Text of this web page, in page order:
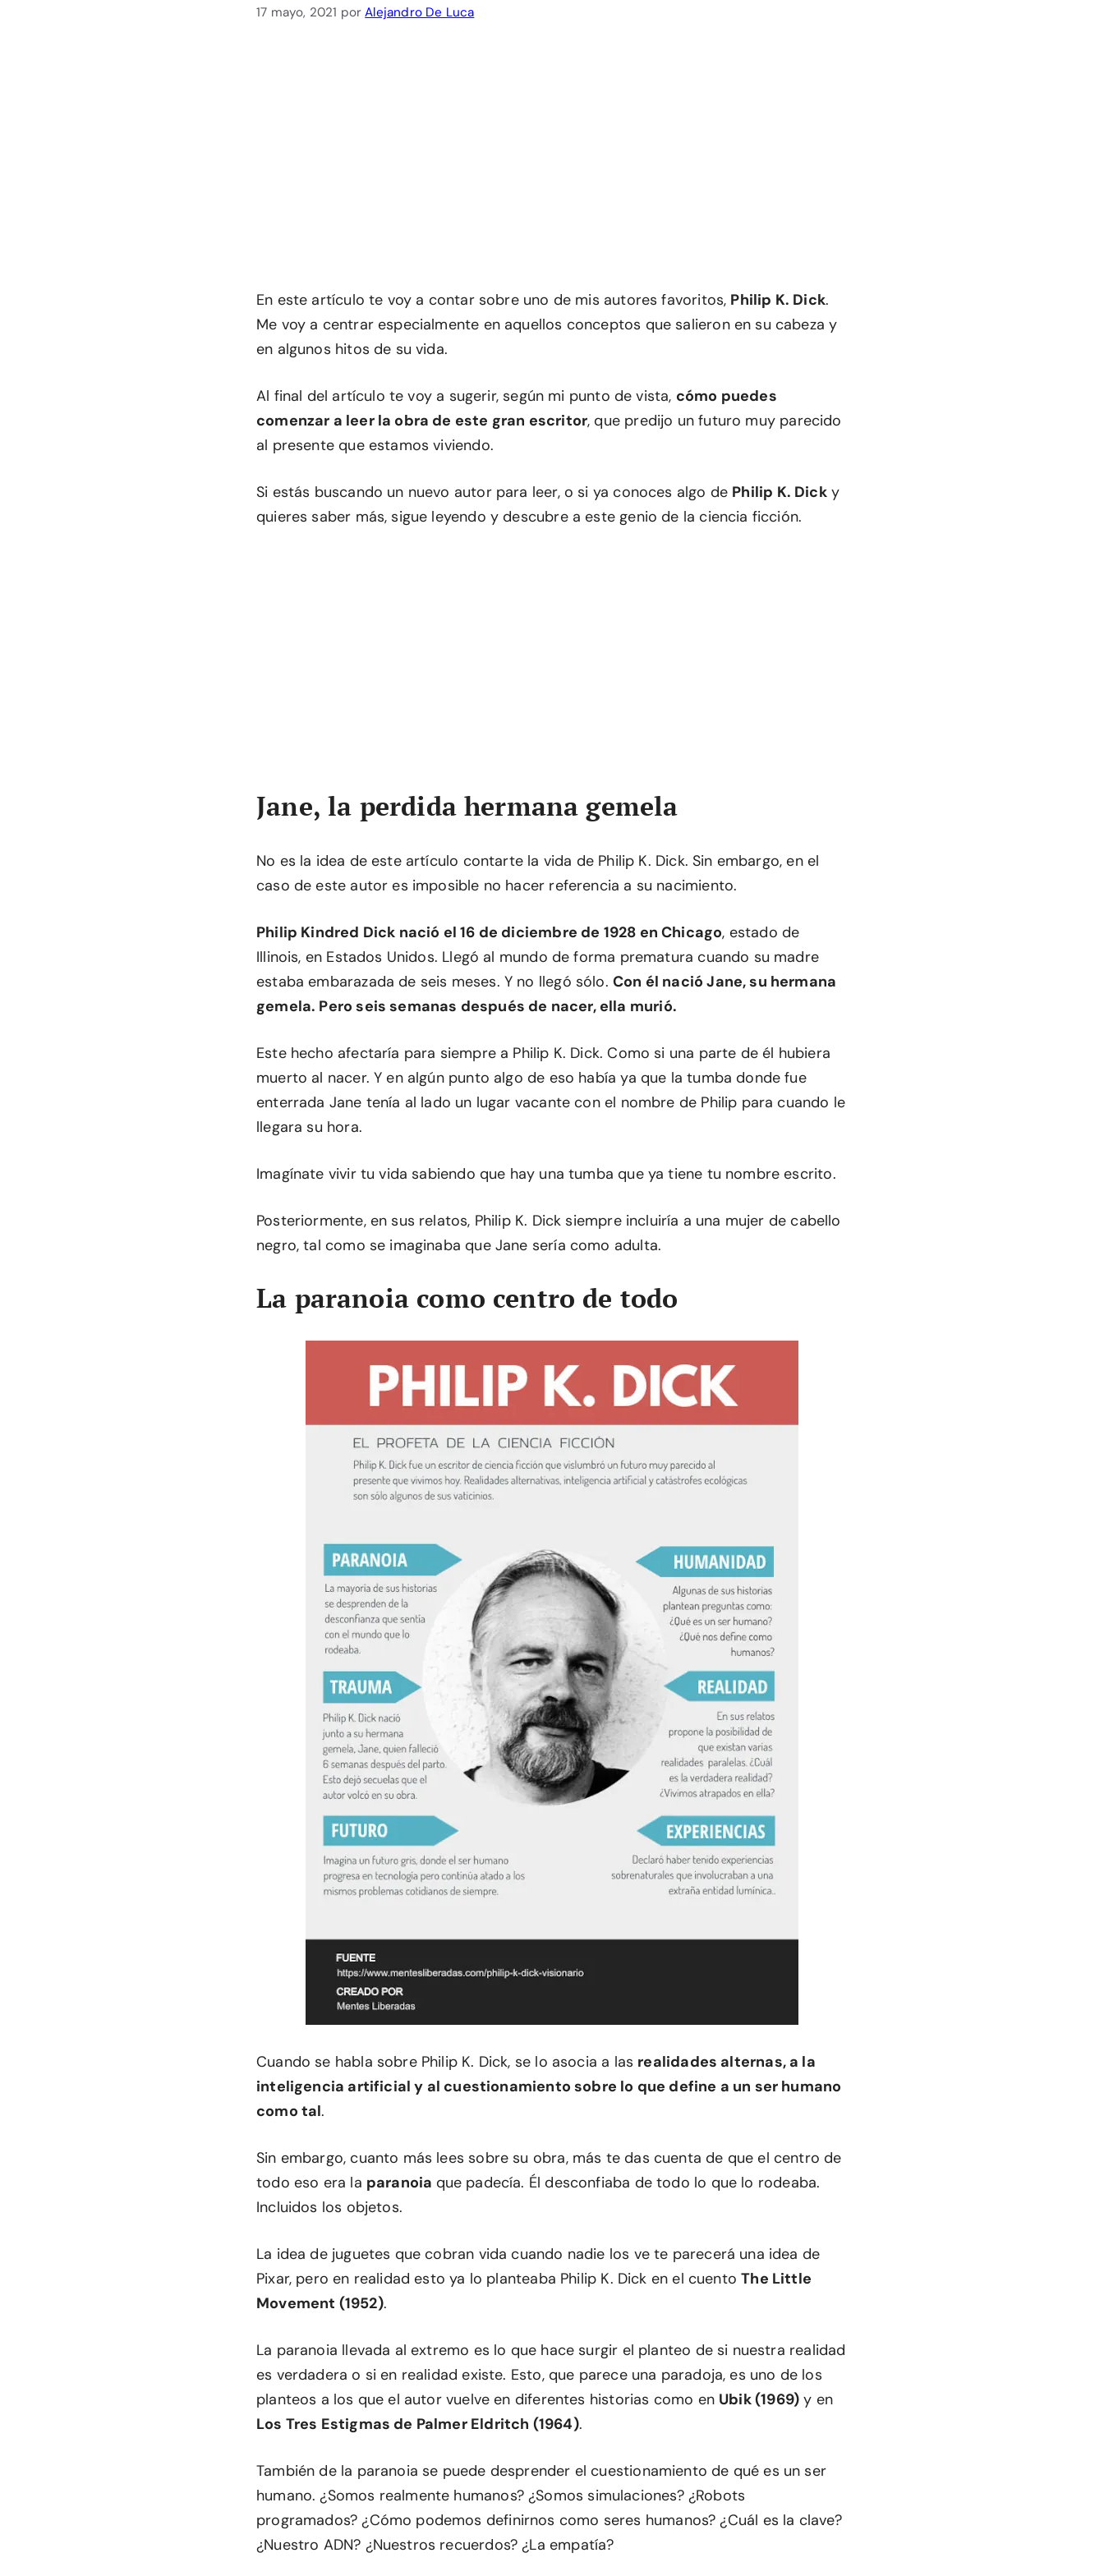
17 mayo, 2021 porAlejandro De Luca
En este artículo te voy a contar sobre uno de mis autores favoritos, Philip K. Dick.
Me voy a centrar especialmente en aquellos conceptos que salieron en su cabeza y
en algunos hitos de su vida.
Al final del artículo te voy a sugerir, según mi punto de vista, cómo puedes
comenzar a leer la obra de este gran escritor, que predijo un futuro muy parecido
al presente que estamos viviendo.
Si estás buscando un nuevo autor para leer, o si ya conoces algo de Philip K. Dicky
quieres saber más, sigue leyendo y descubre a este genio de la ciencia ficción.
Jane, la perdida hermana gemela
No es la idea de este artículo contarte la vida de Philip K. Dick. Sin embargo, en el
caso de este autor es imposible no hacer referencia a su nacimiento.
Philip Kindred Dick nació el 16 de diciembre de 1928 en Chicago, estado de
Illinois, en Estados Unidos. Llegó al mundo de forma prematura cuando su madre
estaba embarazada de seis meses. Y no llegó sólo. Con él nació Jane, su hermana
gemela. Pero seis semanas después de nacer, ella murió.
Este hecho afectaría para siempre a Philip K. Dick. Como si una parte de él hubiera
muerto al nacer. Y en algún punto algo de eso había ya que la tumba donde fue
enterrada Jane tenía al lado un lugar vacante con el nombre de Philip para cuando le
llegara su hora.
Imagínate vivir tu vida sabiendo que hay una tumba que ya tiene tu nombre escrito.
Posteriormente, en sus relatos, Philip K. Dick siempre incluiría a una mujer de cabello
negro, tal como se imaginaba que Jane sería como adulta.
La paranoia como centro de todo
Cuando se habla sobre Philip K. Dick, se lo asocia a las realidades alternas, a la
inteligencia artificial y al cuestionamiento sobre lo que define a un ser humano
como tal.
Sin embargo, cuanto más lees sobre su obra, más te das cuenta de que el centro de
todo eso era la paranoia que padecía. Él desconfiaba de todo lo que lo rodeaba.
Incluidos los objetos.
La idea de juguetes que cobran vida cuando nadie los ve te parecerá una idea de
Pixar, pero en realidad esto ya lo planteaba Philip K. Dick en el cuentoThe Little
Movement (1952).
La paranoia llevada al extremo es lo que hace surgir el planteo de si nuestra realidad
es verdadera o si en realidad existe. Esto, que parece una paradoja, es uno de los
planteos a los que el autor vuelve en diferentes historias como en Ubik (1969) y en
Los Tres Estigmas de Palmer Eldritch (1964).
También de la paranoia se puede desprender el cuestionamiento de qué es un ser
humano. ¿Somos realmente humanos? ¿Somos simulaciones? ¿Robots
programados? ¿Cómo podemos definirnos como seres humanos? ¿Cuál es la clave?
¿Nuestro ADN? ¿Nuestros recuerdos? ¿La empatía?